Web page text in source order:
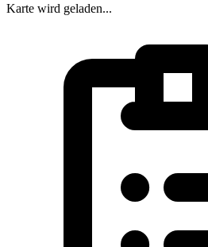
Karte wird geladen...